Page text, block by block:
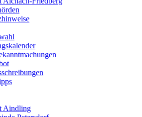
Aindling